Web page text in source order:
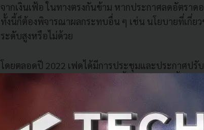
จากเงินเฟ้อ ในทางตรงกันข้าม หากประกาศลดอัตรา
ทั้งนี้ก็ต้องพิจารณาผลกระทบอื่น ๆ เช่น นโยบายที่เกี่ยว
ระดับสูงหรือไม่ด้วย
โดยตลอดปี 2022 เฟดได้มีการประชุมและประกาศปรั
มติเป็นเอกฉันท์ในการปรับดอกเบี้ยนโยบาย ดังนี้
ครั้งที่ 1 วันที่ 25-26 มกราคม มีมติเป็นเอกฉันท์
0.25%